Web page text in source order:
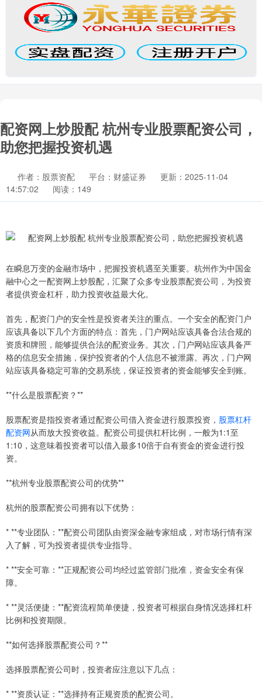
配资网上炒股配 杭州专业股票配资公司，
助您把握投资机遇
作者：股票资配 平台：财盛证券
更新：2025-11-04
14:57:02
阅读：149
在瞬息万变的金融市场中，把握投资机遇至关重要。杭州作为中国金
融中心之一配资网上炒股配，汇聚了众多专业股票配资公司，为投资
者提供资金杠杆，助力投资收益最大化。
首先，配资门户的安全性是投资者关注的重点。一个安全的配资门户
应该具备以下几个方面的特点：首先，门户网站应该具备合法合规的
资质和牌照，能够提供合法的配资业务。其次，门户网站应该具备严
格的信息安全措施，保护投资者的个人信息不被泄露。再次，门户网
站应该具备稳定可靠的交易系统，保证投资者的资金能够安全到账。
**什么是股票配资？**
股票配资是指投资者通过配资公司借入资金进行股票投资， 股票杠杆
配资网从而放大投资收益。配资公司提供杠杆比例，一般为1:1至
1:10，这意味着投资者可以借入最多10倍于自有资金的资金进行投
资。
**杭州专业股票配资公司的优势**
杭州的股票配资公司拥有以下优势：
* **专业团队：**配资公司团队由资深金融专家组成，对市场行情有深
入了解，可为投资者提供专业指导。
* **安全可靠：**正规配资公司均经过监管部门批准，资金安全有保
障。
* **灵活便捷：**配资流程简单便捷，投资者可根据自身情况选择杠杆
比例和投资期限。
**如何选择股票配资公司？**
选择股票配资公司时，投资者应注意以下几点：
* **资质认证：**选择持有正规资质的配资公司。